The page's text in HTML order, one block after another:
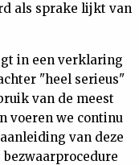
als sprake lijkt van
in een verklaring
"heel serieus"
van de meest
voeren we continu
van deze
bezwaarprocedure